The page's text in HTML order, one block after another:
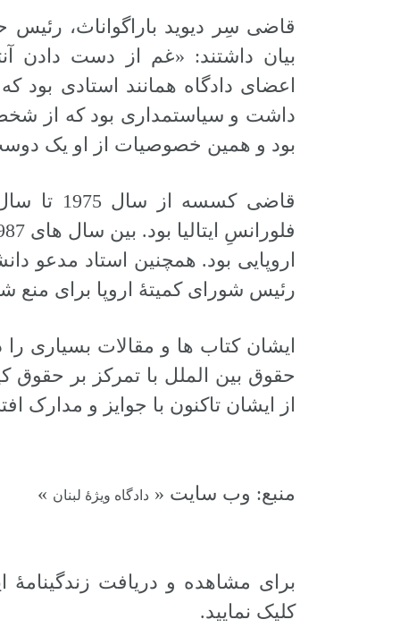
قاضی سِر دیوید باراگواناث،
بیان داشتند: «غم از دست دادن
اعضای دادگاه همانند استادی بود
داشت و سیاستمداری بود که از
بود و همین خصوصیات از او یک
اروپایی بود. همچنین استاد مدعو
رئیس شورای کمیتۀ اروپا برای منع
ایشان کتاب ها و مقالات
حقوق بین الملل با تمرکز بر حقوق
از ایشان تاکنون با جوایز و مدارک
منبع: وب سایت « دادگاه ویژۀ لبنان »
کلیک نمایید.